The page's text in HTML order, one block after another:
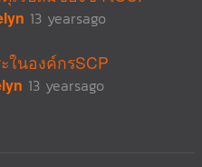
13 yearsago
ในองค์กรSCP
13 yearsago